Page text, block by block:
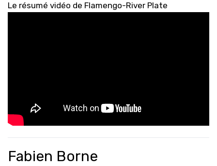
Le résumé vidéo de Flamengo-River Plate
Fabien Borne